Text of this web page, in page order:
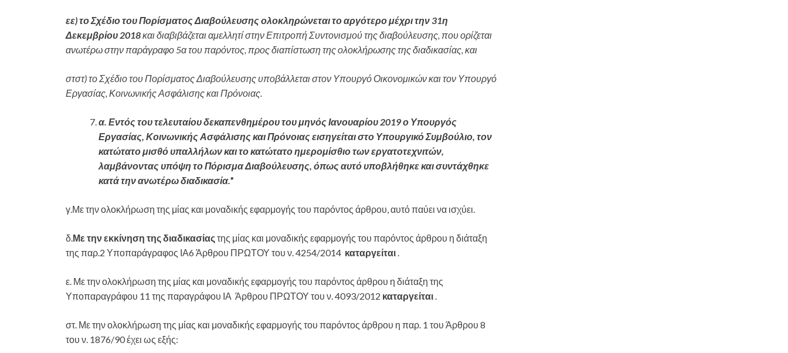
εε) το Σχέδιο του Πορίσματος Διαβούλευσης ολοκληρώνεται το αργότερο μέχρι την 31η
Δεκεμβρίου 2018και διαβιβάζεται αμελλητί στην Επιτροπή Συντονισμού της διαβούλευσης, που ορίζεται
ανωτέρω στην παράγραφο 5α του παρόντος, προς διαπίστωση της ολοκλήρωσης της διαδικασίας, και
στστ) το Σχέδιο του Πορίσματος Διαβούλευσης υποβάλλεται στον Υπουργό Οικονομικών και τον Υπουργό
Εργασίας, Κοινωνικής Ασφάλισης και Πρόνοιας.
α. Εντός του τελευταίου δεκαπενθημέρου του μηνός Ιανουαρίου 2019ο Υπουργός
Εργασίας, Κοινωνικής Ασφάλισης και Πρόνοιας εισηγείται στο Υπουργικό Συμβούλιο, τον
κατώτατο μισθό υπαλλήλων και το κατώτατο ημερομίσθιο των εργατοτεχνιτών,
λαμβάνοντας υπόψη το Πόρισμα Διαβούλευσης, όπως αυτό υποβλήθηκε και συντάχθηκε
κατά την ανωτέρω διαδικασία.”
γ.Με την ολοκλήρωση της μίας και μοναδικής εφαρμογής του παρόντος άρθρου, αυτό παύει να ισχύει.
δ.Με την εκκίνηση της διαδικασίαςτης μίας και μοναδικής εφαρμογής του παρόντος άρθρου η διάταξη
της παρ.2 Υποπαράγραφος ΙΑ6 Άρθρου ΠΡΩΤΟΥ του ν. 4254/2014 καταργείται .
ε. Με την ολοκλήρωση της μίας και μοναδικής εφαρμογής του παρόντος άρθρου η διάταξη της
Υποπαραγράφου 11 της παραγράφου ΙΑ Άρθρου ΠΡΩΤΟΥ του ν. 4093/2012 καταργείται .
στ. Με την ολοκλήρωση της μίας και μοναδικής εφαρμογής του παρόντος άρθρου η παρ. 1 του Άρθρου 8
του ν. 1876/90 έχει ως εξής: